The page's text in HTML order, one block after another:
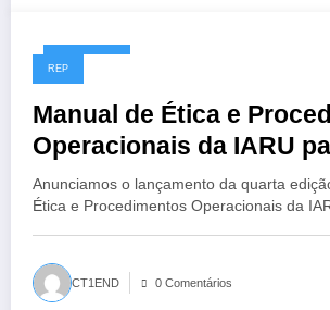
14/07/2026
REP
Manual de Ética e
Operacionais da IARU
Radioamador, 4ª Edição
Anunciamos o lançamento da quarta
Ética e Procedimentos Operacionais da
CT1END 0 Comentários